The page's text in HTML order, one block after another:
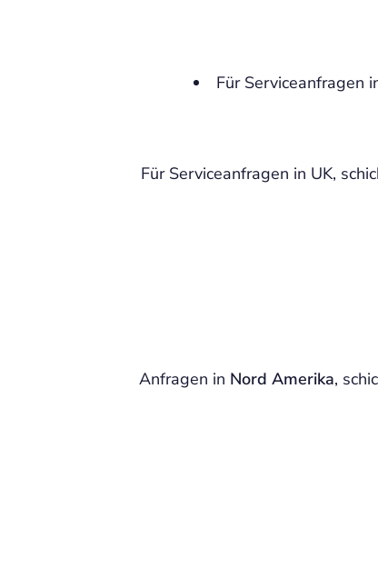
Für Serviceanfragen
Für Serviceanfragen in UK,
Anfragen in Nord Amerika,